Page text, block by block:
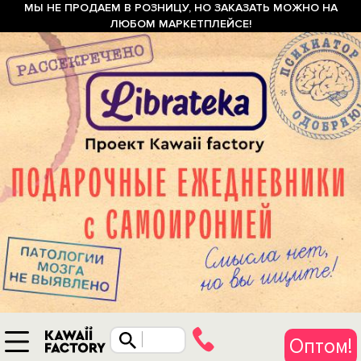
МЫ НЕ ПРОДАЕМ В РОЗНИЦУ, НО ЗАКАЗАТЬ МОЖНО НА
ЛЮБОМ МАРКЕТПЛЕЙСЕ!
Оптом!